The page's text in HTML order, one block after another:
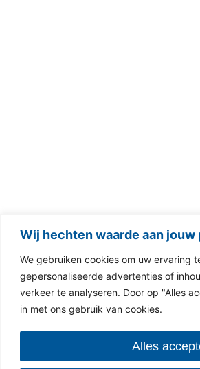
Wij hechten waarde aan jouw
We gebruiken cookies om uw ervaring
gepersonaliseerde advertenties of
verkeer te analyseren. Door op "Alles
in met ons gebruik van cookies.
Alles